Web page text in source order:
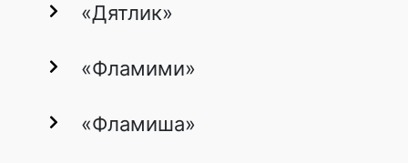
«Дятлик»
«Фламими»
«Фламиша»